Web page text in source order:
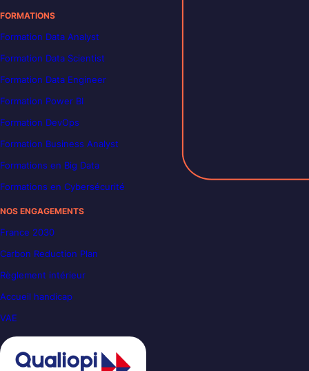
FORMATIONS
Formation Data Analyst
Formation Data Scientist
Formation Data Engineer
Formation Power BI
Formation DevOps
Formation Business Analyst
Formations en Big Data
Formations en Cybersécurité
NOS ENGAGEMENTS
France 2030
Carbon Reduction Plan
Règlement intérieur
Accueil handicap
VAE